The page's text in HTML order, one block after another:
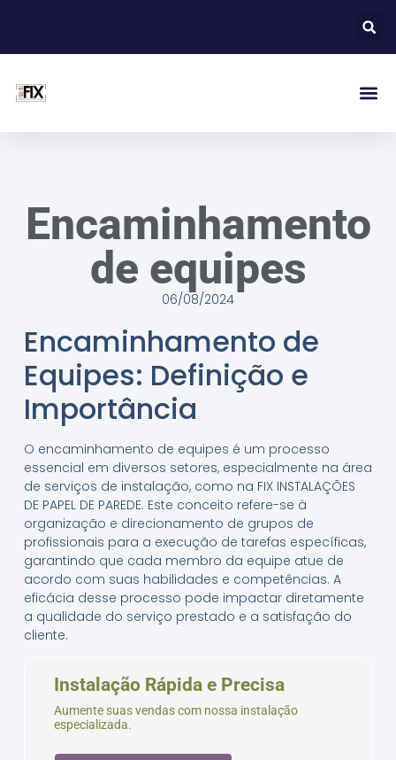
Encaminhamento
de equipes
06/08/2024
Encaminhamento de
Equipes: Definição e
Importância
O encaminhamento de equipes é um processo
essencial em diversos setores, especialmente na área
de serviços de instalação, como na FIX INSTALAÇÕES
DE PAPEL DE PAREDE. Este conceito refere-se à
organização e direcionamento de grupos de
profissionais para a execução de tarefas específicas,
garantindo que cada membro da equipe atue de
acordo com suas habilidades e competências. A
eficácia desse processo pode impactar diretamente
a qualidade do serviço prestado e a satisfação do
cliente.
Instalação Rápida e Precisa
Aumente suas vendas com nossa instalação
especializada.